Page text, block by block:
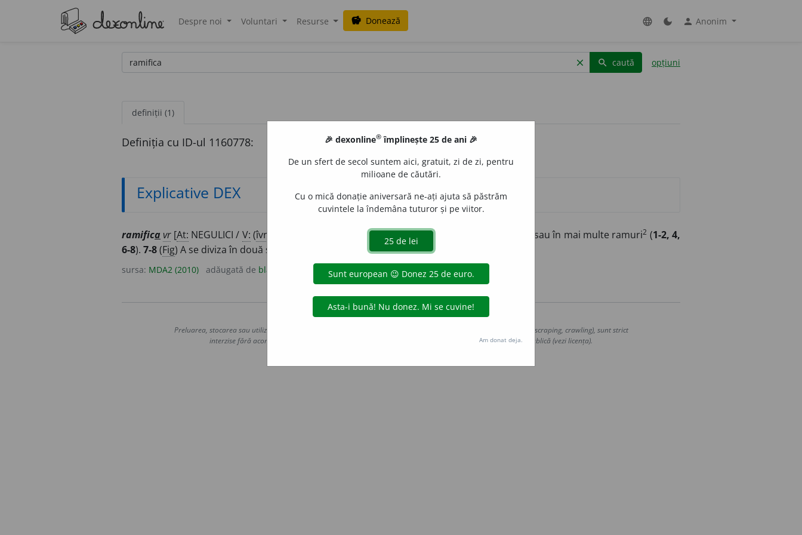
Despre noi Voluntari Resurse savings Donează language dark_mode person Anonim
clear search caută opțiuni
definiții (1)
Definiția cu ID-ul 1160778:
Explicative DEX
ramifica vr[At: NEGULICI / V: (îvr frramifier]1-6A se despărți în două sau în mai multe ramuri2 (1-2, 4,
6-8). 7-8(Fig) A se diviza în două sau mai multe ramuri (13-14).
sursa: MDA2 (2010) adăugată de blaurb.
Copyright © 2004-2026 dexonline (https://dexonline.ro)
Preluarea, stocarea sau utilizarea datelor de pe acest site, inclusiv prin orice metode de extragere automată (web scraping, crawling), sunt strict
interzise fără acordul nostru prealabil scris, cu excepția seturilor de date oferite oficial spre utilizare publică (vezi licența).
🎉 dexonline® împlinește 25 de ani 🎉
De un sfert de secol suntem aici, gratuit, zi de zi, pentru
milioane de căutări.
Cu o mică donație aniversară ne-ați ajuta să păstrăm
cuvintele la îndemâna tuturor și pe viitor.
Am donat deja.